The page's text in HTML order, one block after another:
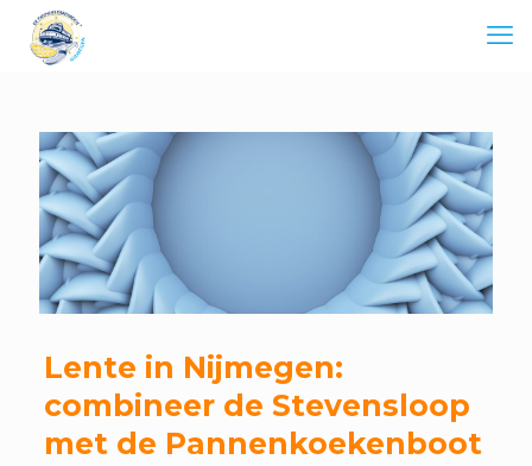
Lente in Nijmegen:
combineer de Stevensloop
met de Pannenkoekenboot